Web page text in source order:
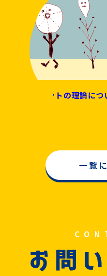
マネジメントの理論につ
一覧
お 問 い